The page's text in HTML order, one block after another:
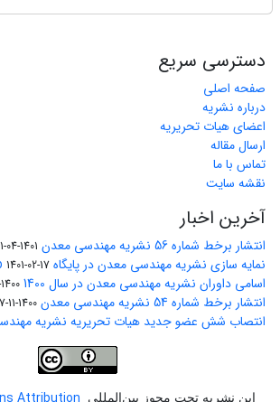
دسترسی سریع
صفحه اصلی
درباره نشریه
اعضای هیات تحریریه
ارسال مقاله
تماس با ما
نقشه سایت
آخرین اخبار
انتشار برخط شماره 56 نشریه مهندسی معدن 1401-04-31
نمایه سازی نشریه مهندسی معدن در پایگاه Research Bib 1401-02-17
اسامی داوران نشریه مهندسی معدن در سال 1400 1400-12-11
انتشار برخط شماره 54 نشریه مهندسی معدن 1400-11-17
انتصاب شش عضو جدید هیات تحریریه نشریه
این نشریه تحت مجوز بین‌المللی